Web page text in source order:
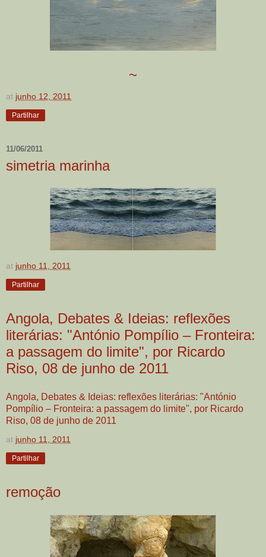
~
at junho 12, 2011
Partilhar
11/06/2011
simetria marinha
at junho 11, 2011
Partilhar
Angola, Debates & Ideias: reflexões
literárias: "António Pompílio – Fronteira:
a passagem do limite", por Ricardo
Riso, 08 de junho de 2011
Angola, Debates & Ideias: reflexões literárias: "António
Pompílio – Fronteira: a passagem do limite", por Ricardo
Riso, 08 de junho de 2011
at junho 11, 2011
Partilhar
remoção